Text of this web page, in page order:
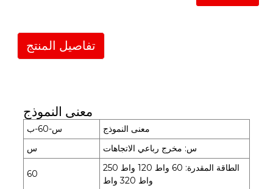
تفاصيل المنتج
معنى النموذج
س-60-ب
معنى النموذج
س
س: مخرج رباعي الاتجاهات
60
الطاقة المقدرة: 60 واط 120 واط 250
واط 320 واط